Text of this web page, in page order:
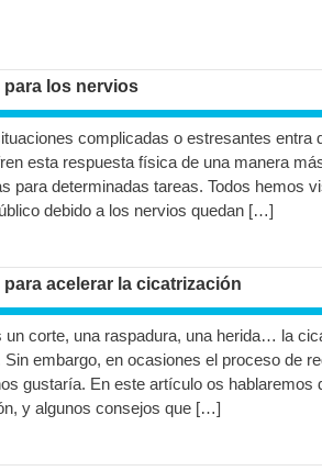
para los nervios
complicadas o estresantes entra
esta respuesta física de una manera
para determinadas tareas. Todos hemos
debido a los nervios quedan […]
acelerar la cicatrización
un corte, una raspadura, una herida… la
Sin embargo, en ocasiones el proceso de
gustaría. En este artículo os
y algunos consejos que […]